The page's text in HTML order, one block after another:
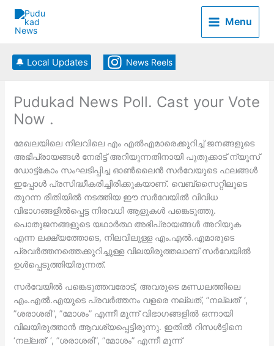
content
Menu
🔔 Local Updates News Reels
Pudukad News Poll. Cast your Vote
Now .
മേഖലയിലെ നിലവിലെ എം എല്‍എമാരെക്കുറിച്ച് ജനങ്ങളുടെ
അഭിപ്രായങ്ങള്‍ നേരിട്ട് അറിയുന്നതിനായി പുതുക്കാട് ന്യൂസ്
ഡോട്ട്കോം സംഘടിപ്പിച്ച ഓണ്‍ലൈന്‍ സര്‍വേയുടെ ഫലങ്ങള്‍
ഇപ്പോള്‍ പ്രസിദ്ധീകരിച്ചിരിക്കുകയാണ്. വെബ്‌സൈറ്റിലൂടെ
തുറന്ന രീതിയില്‍ നടത്തിയ ഈ സര്‍വേയില്‍ വിവിധ
വിഭാഗങ്ങളില്‍പ്പെട്ട നിരവധി ആളുകള്‍ പങ്കെടുത്തു.
പൊതുജനങ്ങളുടെ യഥാര്‍ത്ഥ അഭിപ്രായങ്ങള്‍ അറിയുക
എന്ന ലക്ഷ്യത്തോടെ, നിലവിലുള്ള എം.എല്‍.എമാരുടെ
പ്രവര്‍ത്തനത്തെക്കുറിച്ചുള്ള വിലയിരുത്തലാണ് സര്‍വേയില്‍
ഉള്‍പ്പെടുത്തിയിരുന്നത്.
സര്‍വേയില്‍ പങ്കെടുത്തവരോട്, അവരുടെ മണ്ഡലത്തിലെ
എം.എല്‍.എയുടെ പ്രവര്‍ത്തനം വളരെ നല്ലത്, ”നല്ലത്’ ‘,
”ശരാശരി”, ”മോശം” എന്നീ മൂന്ന് വിഭാഗങ്ങളില്‍ ഒന്നായി
വിലയിരുത്താന്‍ ആവശ്യപ്പെട്ടിരുന്നു. ഇതില്‍ റിസള്‍ട്ടിനെ
‘നല്ലത്’ ‘, ”ശരാശരി”, ”മോശം” എന്നീ മൂന്ന്